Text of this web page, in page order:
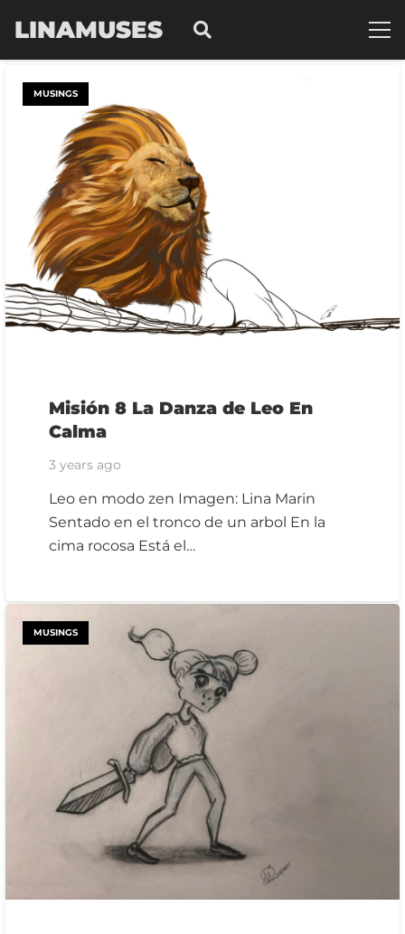
LINAMUSES
MUSINGS
Misión 8 La Danza de Leo En
Calma
3 years ago
Leo en modo zen Imagen: Lina Marin
Sentado en el tronco de un arbol En la
cima rocosa Está el…
MUSINGS